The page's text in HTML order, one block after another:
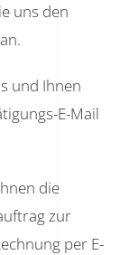
uns den
und Ihnen
E-Mail
die
zur
per E-